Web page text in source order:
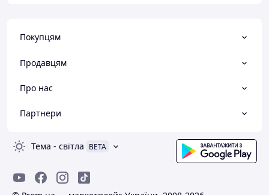
Покупцям
Продавцям
Про нас
Партнери
Тема - світла BETA